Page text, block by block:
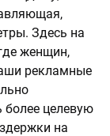
Здесь на
женщин,
рекламные
более целевую
на